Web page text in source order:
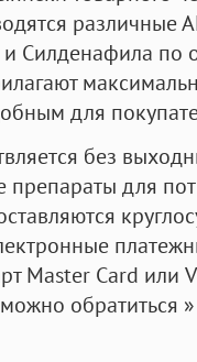
Силденафила по
для
без
препараты для
Master Card или
обратиться